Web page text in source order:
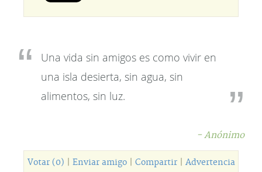
Una vida sin amigos es como vivir en
una isla desierta, sin agua, sin
alimentos, sin luz.
- Anónimo
Votar (0) Enviar amigo| Compartir| Advertencia